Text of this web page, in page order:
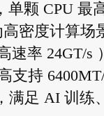
单颗 CPU 最
密度计算
速率 24GT/
支持
满足 AI 训练